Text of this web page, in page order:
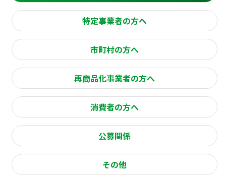
特定事業者の方へ
市町村の方へ
再商品化事業者の方へ
消費者の方へ
公募関係
その他